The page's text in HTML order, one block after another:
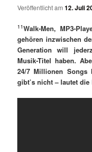
Veröffentlicht am12. Juli
11Walk-Men, MP3-
gehören inzwischen
Generation will
Musik-Titel haben.
24/7 Millionen Songs
gibt’s nicht – lautet